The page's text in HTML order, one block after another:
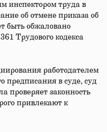
инспектором труда в
об отмене приказа об
быть обжаловано
Трудового кодекса
работодателем
предписания в суде, суд
проверяет законность
привлекают к